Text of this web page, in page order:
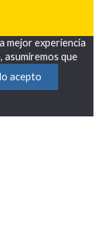
mejor experiencia
asumiremos que
acepto